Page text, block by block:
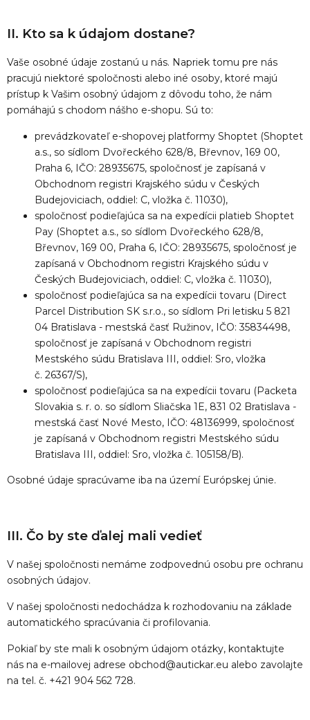
II. Kto sa k údajom dostane?
Vaše osobné údaje zostanú u nás. Napriek tomu pre nás
pracujú niektoré spoločnosti alebo iné osoby, ktoré majú
prístup k Vašim osobný údajom z dôvodu toho, že nám
pomáhajú s chodom nášho e-shopu. Sú to:
prevádzkovateľ e-shopovej platformy Shoptet (Shoptet
a.s., so sídlom Dvořeckého 628/8, Břevnov, 169 00,
Praha 6, IČO: 28935675, spoločnosť je zapísaná v
Obchodnom registri Krajského súdu v Českých
Budejoviciach, oddiel: C, vložka č. 11030),
spoločnosť podieľajúca sa na expedícii platieb Shoptet
Pay (Shoptet a.s., so sídlom Dvořeckého 628/8,
Břevnov, 169 00, Praha 6, IČO: 28935675, spoločnosť je
zapísaná v Obchodnom registri Krajského súdu v
Českých Budejoviciach, oddiel: C, vložka č. 11030),
spoločnosť podieľajúca sa na expedícii tovaru (Direct
Parcel Distribution SK s.r.o., so sídlom Pri letisku 5 821
04 Bratislava - mestská časť Ružinov, IČO: 35834498,
spoločnosť je zapísaná v Obchodnom registri
Mestského súdu Bratislava III, oddiel: Sro, vložka
č. 26367/S),
spoločnosť podieľajúca sa na expedícii tovaru (Packeta
Slovakia s. r. o. so sídlom Sliačska 1E, 831 02 Bratislava -
mestská časť Nové Mesto, IČO: 48136999, spoločnosť
je zapísaná v Obchodnom registri Mestského súdu
Bratislava III, oddiel: Sro, vložka č. 105158/B).
Osobné údaje spracúvame iba na území Európskej únie.
III. Čo by ste ďalej mali vedieť
V našej spoločnosti nemáme zodpovednú osobu pre ochranu
osobných údajov.
V našej spoločnosti nedochádza k rozhodovaniu na základe
automatického spracúvania či profilovania.
Pokiaľ by ste mali k osobným údajom otázky, kontaktujte
nás na e-mailovej adrese obchod@autickar.eu alebo zavolajte
na tel. č. +421 904 562 728.